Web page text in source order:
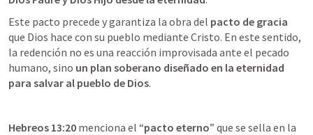
Este pacto precede y garantiza la obra del pacto de gracia
que Dios hace con su pueblo mediante Cristo. En este sentido,
la redención no es una reacción improvisada ante el pecado
humano, sino un plan soberano diseñado en la eternidad
para salvar al pueblo de Dios.
Hebreos 13:20 menciona el “pacto eterno” que se sella en la